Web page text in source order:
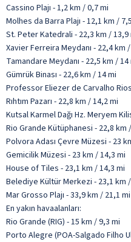
Cassino Plajı - 1,2 km / 0,7 mi
Molhes da Barra Plajı - 12,1 km /
St. Peter Katedrali - 22,3 km / 13,9
Xavier Ferreira Meydanı - 22,4 km
Tamandare Meydanı - 22,5 km / 14
Gümrük Binası - 22,6 km / 14 mi
Professor Eliezer de Carvalho
Rıhtım Pazarı - 22,8 km / 14,2 mi
Kutsal Karmel Dağı Hz. Meryem
Rio Grande Kütüphanesi - 22,8 km
Polvora Adası Çevre Müzesi - 23
Gemicilik Müzesi - 23 km / 14,3 mi
House of Tiles - 23,1 km / 14,3 mi
Belediye Kültür Merkezi - 23,1 km
Mar Grosso Plajı - 33,9 km / 21,1 mi
En yakın havaalanları:
Rio Grande (RIG) - 15 km / 9,3 mi
Porto Alegre (POA-Salgado Filho